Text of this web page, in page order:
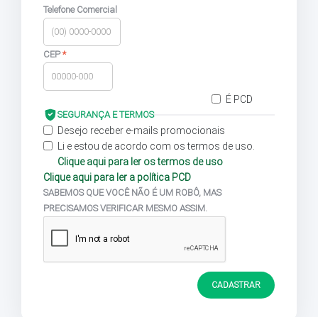
Telefone Comercial
CEP*
É PCD
SEGURANÇA E TERMOS
Desejo receber e-mails promocionais
Li e estou de acordo com os termos de uso.
Clique aqui para ler os termos de uso
Clique aqui para ler a política PCD
SABEMOS QUE VOCÊ NÃO É UM ROBÔ, MAS
PRECISAMOS VERIFICAR MESMO ASSIM.
CADASTRAR